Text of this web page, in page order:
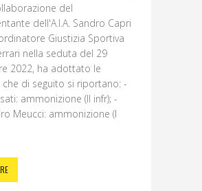
del
dell'A.I.A. Sandro Capri
Giustizia Sportiva
nella seduta del 29
2022, ha adottato le
che di seguito si riportano: -
ammonizione (II infr); -
Meucci: ammonizione (I